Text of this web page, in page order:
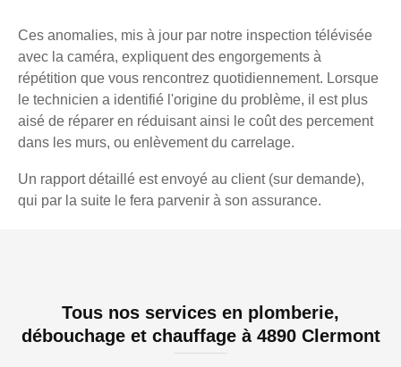
Ces anomalies, mis à jour par notre inspection télévisée
avec la caméra, expliquent des engorgements à
répétition que vous rencontrez quotidiennement. Lorsque
le technicien a identifié l'origine du problème, il est plus
aisé de réparer en réduisant ainsi le coût des percement
dans les murs, ou enlèvement du carrelage.
Un rapport détaillé est envoyé au client (sur demande),
qui par la suite le fera parvenir à son assurance.
Tous nos services en plomberie,
débouchage et chauffage à 4890 Clermont